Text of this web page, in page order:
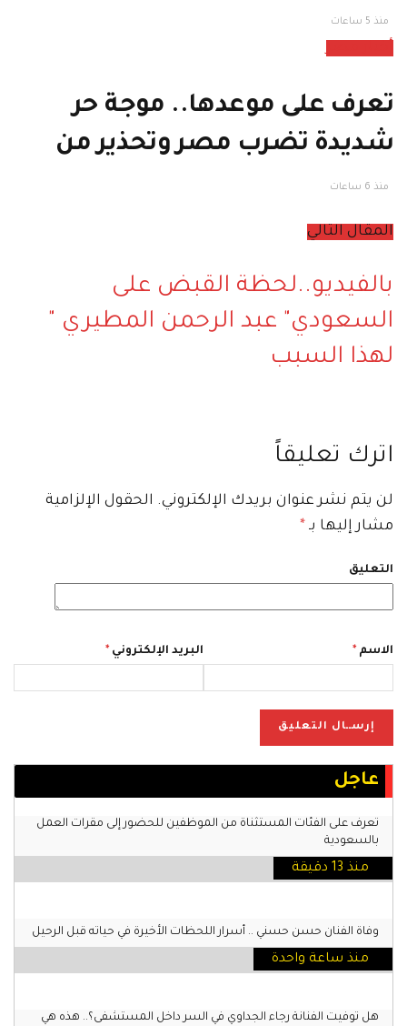
هي الحقيقة
منذ 5 ساعات
تعرف على موعدها.. موجة حر
شديدة تضرب مصر وتحذير من
هذا الأمر
منذ 6 ساعات
المقال التالي
بالفيديو..لحظة القبض على
السعودي" عبد الرحمن المطيري "
لهذا السبب
اترك تعليقاً
لن يتم نشر عنوان بريدك الإلكتروني. الحقول الإلزامية
مشار إليها بـ *
التعليق
الاسم * البريد الإلكتروني *
عاجل
تعرف على الفئات المستثناة من الموظفين للحضور إلى مقرات العمل
بالسعودية
منذ 13 دقيقة
وفاة الفنان حسن حسني .. أسرار اللحظات الأخيرة في حياته قبل الرحيل
منذ ساعة واحدة
هل توفيت الفنانة رجاء الجداوي في السر داخل المستشفى؟.. هذه هي